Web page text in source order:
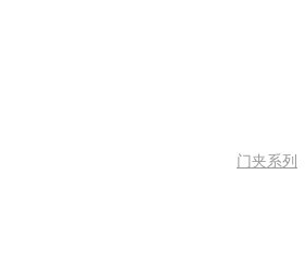
门夹系列